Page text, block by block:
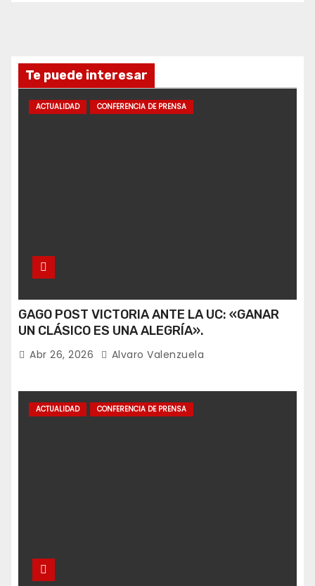
Te puede interesar
ACTUALIDAD CONFERENCIA DE PRENSA
GAGO POST VICTORIA ANTE LA UC: «GANAR
UN CLÁSICO ES UNA ALEGRÍA».
Abr 26, 2026 Alvaro Valenzuela
ACTUALIDAD CONFERENCIA DE PRENSA